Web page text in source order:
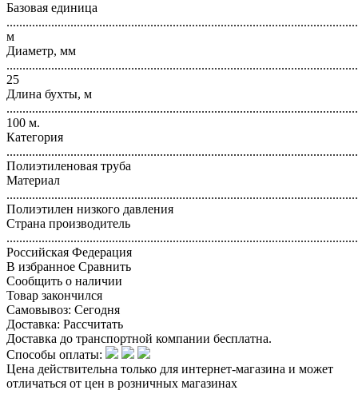
Базовая единица
м
Диаметр, мм
25
Длина бухты, м
100 м.
Категория
Полиэтиленовая труба
Материал
Полиэтилен низкого давления
Страна производитель
Российская Федерация
В избранное Сравнить
Сообщить о наличии
Товар закончился
Самовывоз: Сегодня
Доставка: Рассчитать
Доставка до транспортной компании бесплатна.
Способы оплаты:
Цена действительна только для интернет-магазина и может
отличаться от цен в розничных магазинах